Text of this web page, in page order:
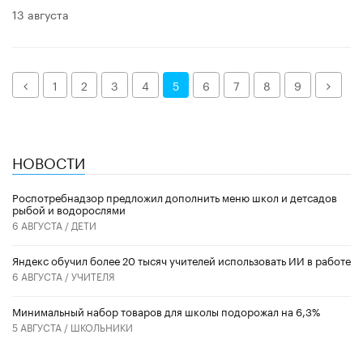
13 августа
Назад1 2 3 4 5 6 7 8 9 Далее
НОВОСТИ
Роспотребнадзор предложил дополнить меню школ и детсадов
рыбой и водорослями
6 АВГУСТА / ДЕТИ
​Яндекс обучил более 20 тысяч учителей использовать ИИ в работе
6 АВГУСТА /УЧИТЕЛЯ
Минимальный набор товаров для школы подорожал на 6,3%
5 АВГУСТА / ШКОЛЬНИКИ